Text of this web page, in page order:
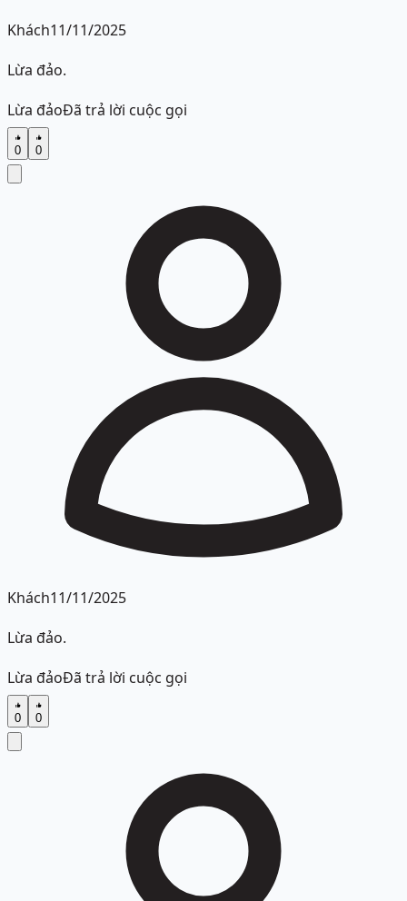
Khách11/11/2025
Lừa đảo.
Lừa đảoĐã trả lời cuộc gọi
0 0
Khách11/11/2025
Lừa đảo.
Lừa đảoĐã trả lời cuộc gọi
0 0